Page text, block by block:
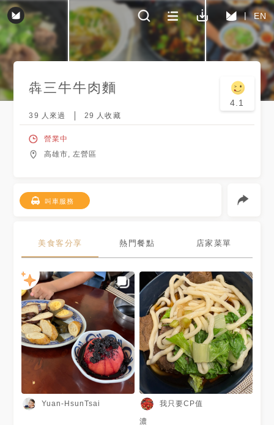
EN
犇三牛牛肉麵
4.1
39 人來過 29 人收藏
營業中
高雄市, 左營區
叫車服務
美食客分享 熱門餐點 店家菜單
Yuan-HsunTsai 我只要CP值
濃